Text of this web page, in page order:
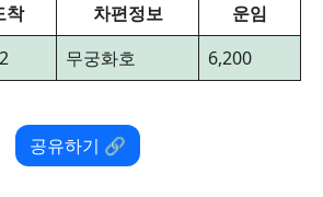
착 차편정보
운임
무궁화호 6,200
공유하기 🔗